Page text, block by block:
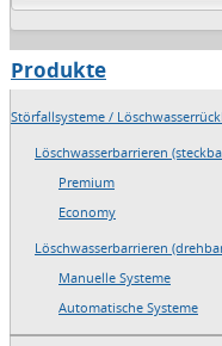
Produkte
Störfallsysteme /
Löschwasserbarrieren
Premium
Economy
Löschwasserbarrieren
Manuelle Systeme
Automatische Systeme
→Home
→
→
→